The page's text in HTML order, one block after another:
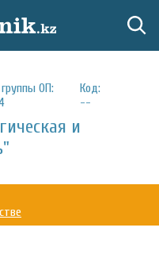
ОП:
Код:
--
и